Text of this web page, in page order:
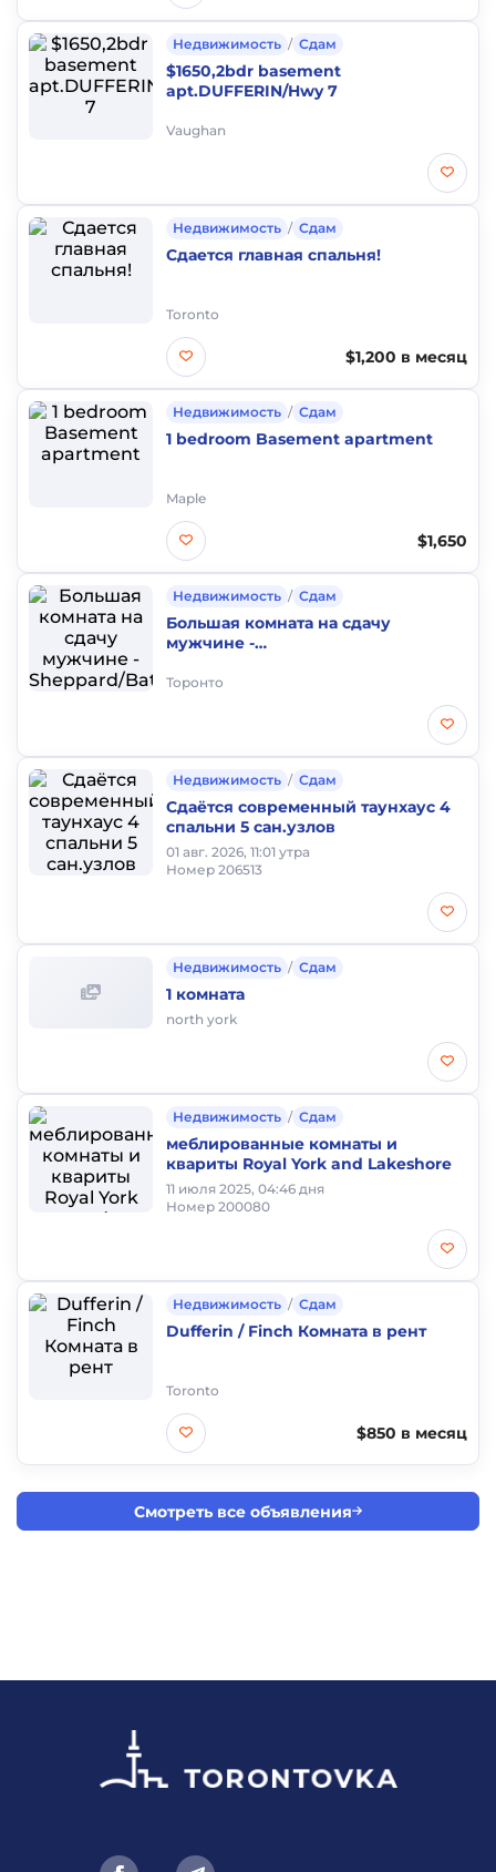
Недвижимость / Сдам
$1650,2bdr basement
apt.DUFFERIN/Hwy 7
Vaughan
Недвижимость / Сдам
Сдается главная спальня!
Toronto
$1,200 в месяц
Недвижимость / Сдам
1 bedroom Basement apartment
Maple
$1,650
Недвижимость / Сдам
Большая комната на сдачу
мужчине -
Торонто
Недвижимость / Сдам
Сдаётся современный таунхаус 4
спальни 5 сан.узлов
01 авг. 2026, 11:01 утра
Номер 206513
Недвижимость / Сдам
1 комната
north york
Недвижимость / Сдам
меблированные комнаты и
квариты Royal York and Lakeshore
11 июля 2025, 04:46 дня
Номер 200080
Недвижимость / Сдам
Dufferin / Finch Комната в рент
Toronto
$850 в месяц
Смотреть все объявления